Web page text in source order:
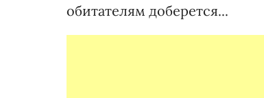
обитателям доберется...